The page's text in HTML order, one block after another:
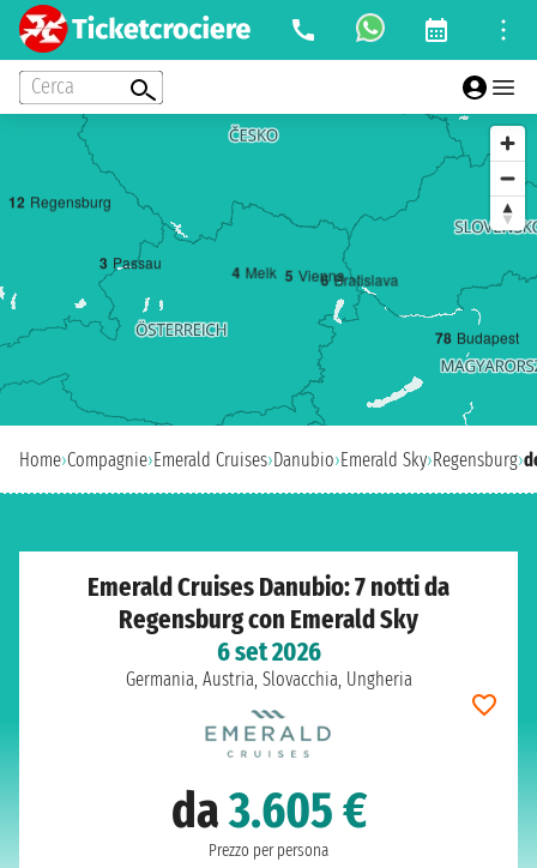
Cerca
12 Regensburg
3 Passau 4 Melk 5 Vienna
6 Bratislava
78 Budapest
Home›Compagnie›Emerald Cruises›Danubio›Emerald Sky›Regensburg›
Emerald Cruises Danubio: 7 notti da
Regensburg con Emerald Sky
6 set 2026
Germania, Austria, Slovacchia, Ungheria
da3.605 €
Prezzo per persona